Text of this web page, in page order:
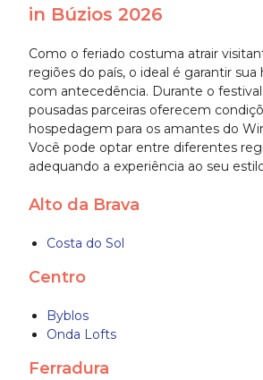
in Búzios 2026
Como o feriado costuma atrair
regiões do país, o ideal é garantir
com antecedência. Durante o
pousadas parceiras oferecem
hospedagem para os amantes do
Você pode optar entre diferentes
adequando a experiência ao seu
Alto da Brava
Costa do Sol
Centro
Byblos
Onda Lofts
Ferradura